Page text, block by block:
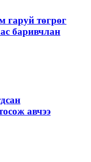
гаруй төгрөг
баривчлан
авчээ